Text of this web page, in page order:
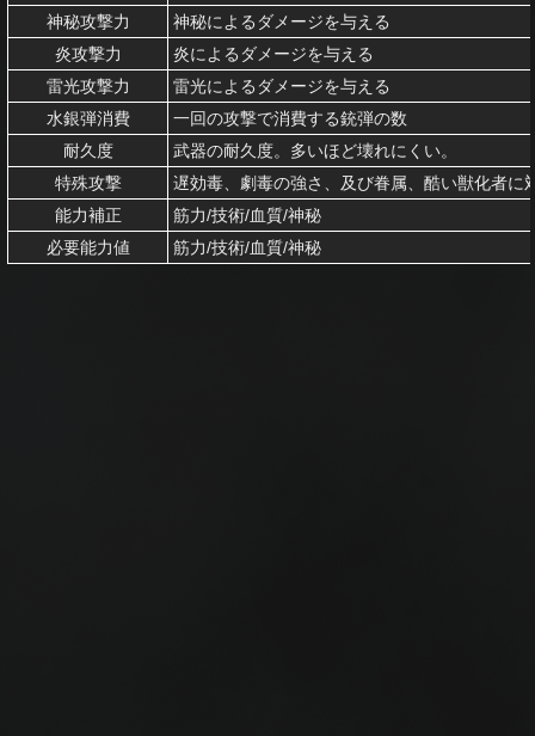
神秘攻撃力
神秘によるダメージを与える
炎攻撃力
炎によるダメージを与える
雷光攻撃力
雷光によるダメージを与える
水銀弾消費
一回の攻撃で消費する銃弾の数
耐久度
武器の耐久度。多いほど壊れにくい。
特殊攻撃
遅効毒、劇毒の強さ、及び眷属、酷い獣化者に
能力補正
筋力/技術/血質/神秘
必要能力値
筋力/技術/血質/神秘